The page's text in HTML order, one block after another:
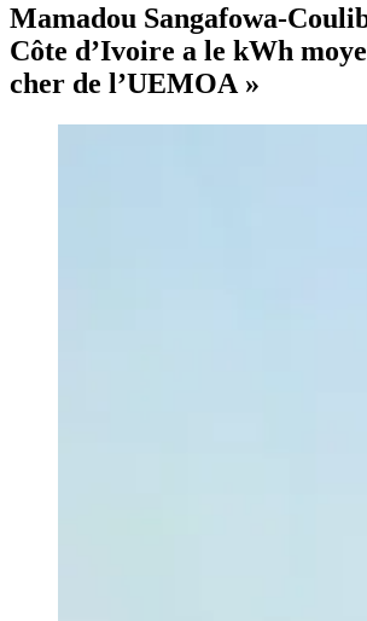
Mamadou Sangafowa-
Côte d’Ivoire a le kWh
cher de l’UEMOA »